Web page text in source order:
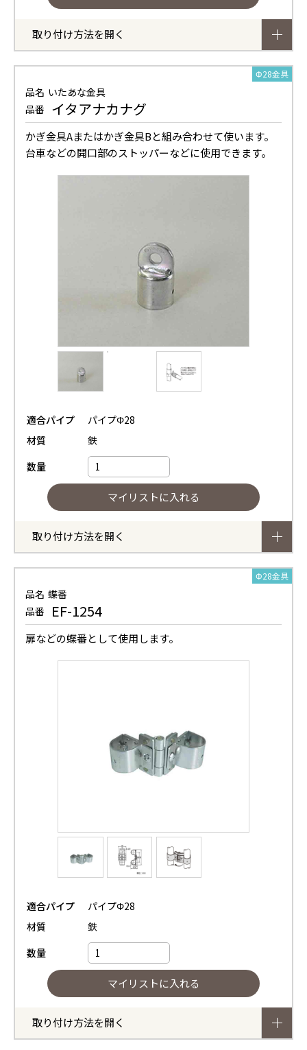
取り付け方法を開く
Φ28金具
品名 いたあな金具
品番 イタアナカナグ
かぎ金具Aまたはかぎ金具Bと組み合わせて使います。
台車などの開口部のストッパーなどに使用できます。
適合パイプ
パイプΦ28
材質
鉄
数量
取り付け方法を開く
Φ28金具
品名 蝶番
品番
EF-1254
扉などの蝶番として使用します。
適合パイプ
パイプΦ28
材質
鉄
数量
取り付け方法を開く